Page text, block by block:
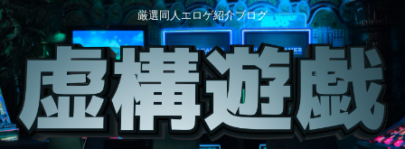
厳選同人エロゲ紹介ブログ